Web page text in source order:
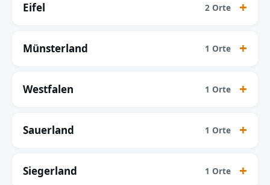
Eifel 2 Orte
Münsterland 1 Orte
Westfalen 1 Orte
Sauerland 1 Orte
Siegerland 1 Orte